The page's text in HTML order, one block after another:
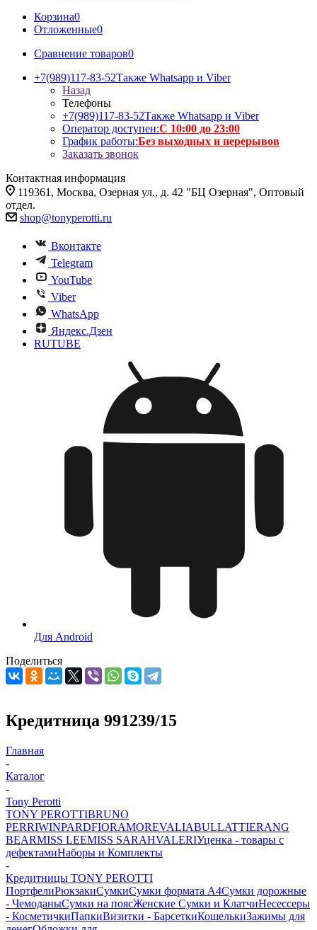
Корзина0
Отложенные0
Сравнение товаров0
+7(989)117-83-52Также Whatsapp и Viber
Назад
Телефоны
+7(989)117-83-52Также Whatsapp и Viber
Оператор доступен:С 10:00 до 23:00
График работы:Без выходных и перерывов
Заказать звонок
Контактная информация
119361, Москва, Озерная ул., д. 42 "БЦ Озерная", Оптовый
отдел.
shop@tonyperotti.ru
Вконтакте
Telegram
YouTube
Viber
WhatsApp
Яндекс.Дзен
RUTUBE
Для Android
Поделиться
Кредитница 991239/15
Главная
-
Каталог
-
Tony Perotti
TONY PEROTTIBRUNO
PERRIWINPARDFIORAMOREVALIABULLATTIERANG
BEARMISS LEEMISS SARAHVALERIУценка - товары с
дефектамиНаборы и Комплекты
-
Кредитницы TONY PEROTTI
ПортфелиРюкзакиСумкиСумки формата А4Сумки дорожные
- ЧемоданыСумки на поясЖенские Сумки и КлатчиНесессеры
- КосметичкиПапкиВизитки - БарсеткиКошелькиЗажимы для